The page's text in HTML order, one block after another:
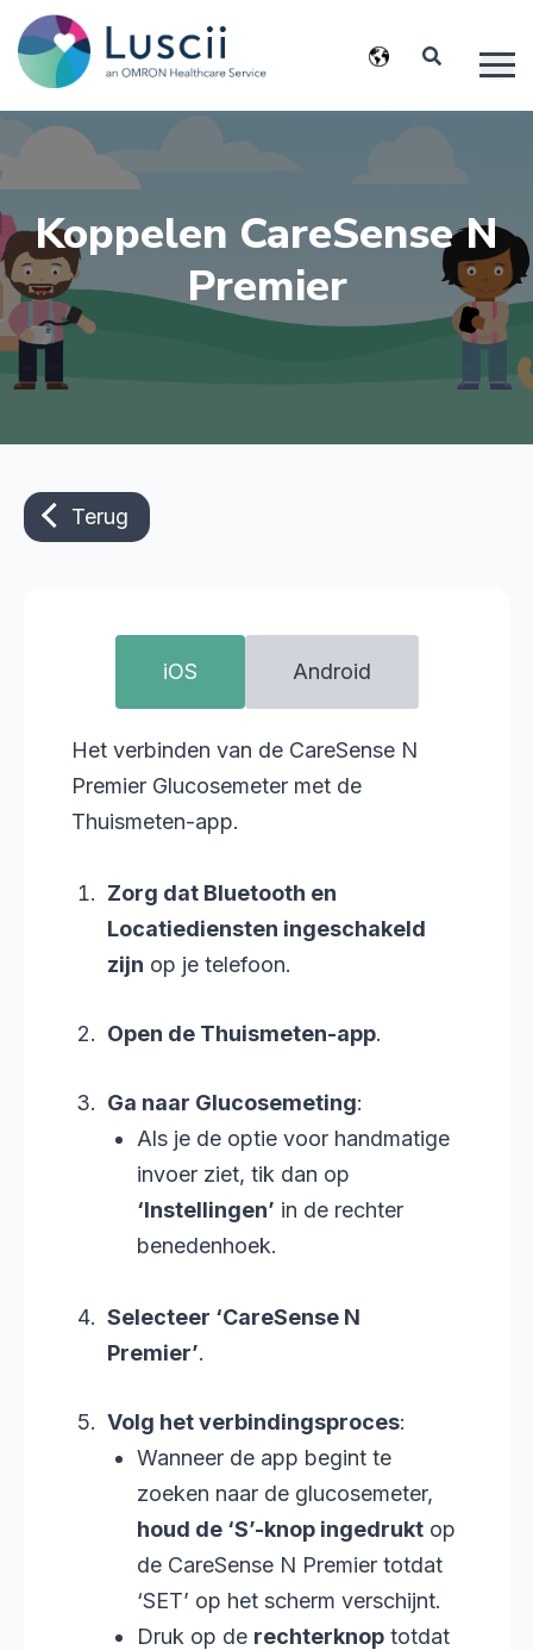
Koppelen CareSense N
Premier
Terug
iOS Android
Het verbinden van de CareSense N
Premier Glucosemeter met de
Thuismeten-app.
Zorg dat Bluetooth en
Locatiediensten ingeschakeld
zijn op je telefoon.
Open de Thuismeten-app.
Ga naar Glucosemeting:
Als je de optie voor handmatige
invoer ziet, tik dan op
‘Instellingen’ in de rechter
benedenhoek.
Selecteer ‘CareSense N
Premier’.
Volg het verbindingsproces:
Wanneer de app begint te
zoeken naar de glucosemeter,
houd de ‘S’-knop ingedrukt op
de CareSense N Premier totdat
‘SET’ op het scherm verschijnt.
Druk op de rechterknop totdat